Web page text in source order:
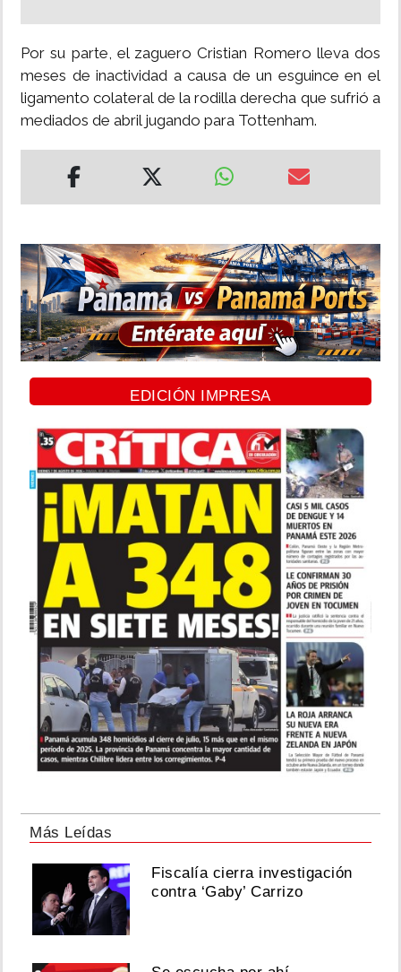
Por su parte, el zaguero Cristian Romero lleva dos
meses de inactividad a causa de un esguince en el
ligamento colateral de la rodilla derecha que sufrió a
mediados de abril jugando para Tottenham.
EDICIÓN IMPRESA
Más Leídas
Fiscalía cierra investigación
contra ‘Gaby’ Carrizo